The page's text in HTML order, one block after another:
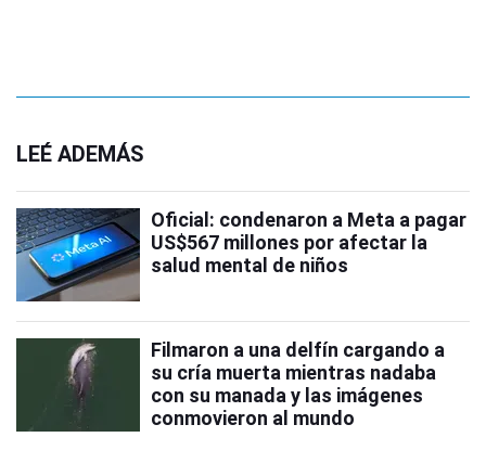
LEÉ ADEMÁS
Oficial: condenaron a Meta a pagar
US$567 millones por afectar la
salud mental de niños
Filmaron a una delfín cargando a
su cría muerta mientras nadaba
con su manada y las imágenes
conmovieron al mundo